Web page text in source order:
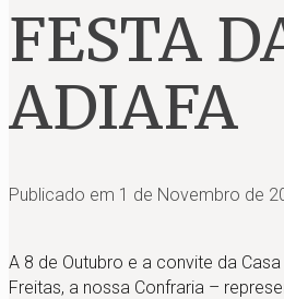
FESTA
ADIAFA
Publicado em 1 de Novembro de
A 8 de Outubro e a convite da Casa
Freitas, a nossa Confraria –